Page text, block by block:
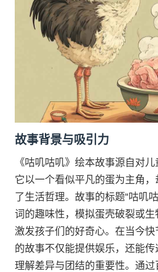
故事背景与吸引力
《咕叽咕叽》绘本故事源自对儿
它以一个看似平凡的蛋为主角
了生活哲理。故事的标题“咕叽
词的趣味性，模拟蛋壳破裂或生
激发孩子们的好奇心。在当今
的故事不仅能提供娱乐，还能
理解差异与团结的重要性。通